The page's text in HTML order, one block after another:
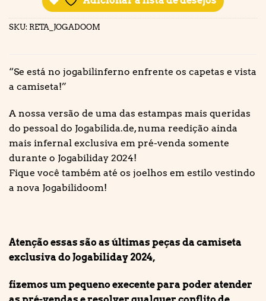
SKU: RETA_JOGADOOM
“Se está no jogabilinferno enfrente os capetas e vista
a camiseta!”
A nossa versão de uma das estampas mais queridas
do pessoal do Jogabilida.de, numa reedição ainda
mais infernal exclusiva em pré-venda somente
durante o Jogabiliday 2024!
Fique você também até os joelhos em estilo vestindo
a nova Jogabilidoom!
Atenção essas são as últimas peças da camiseta
exclusiva do Jogabiliday 2024,
fizemos um pequeno execente para poder atender